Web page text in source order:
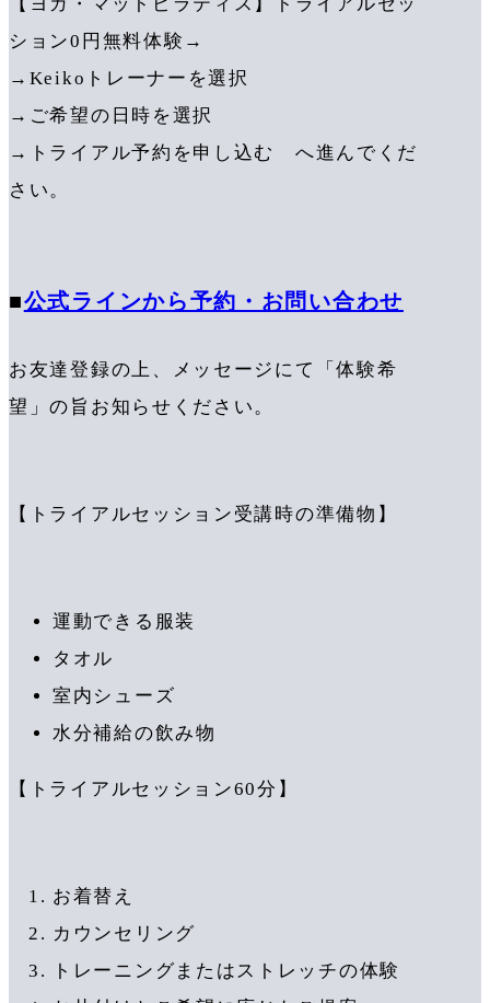
ション0円無料体験→
→Keikoトレーナーを選択
→ご希望の日時を選択
→トライアル予約を申し込む へ進んでくだ
さい。
■公式ラインから予約・お問い合わせ
お友達登録の上、メッセージにて「体験希
望」の旨お知らせください。
【トライアルセッション受講時の準備物】
運動できる服装
タオル
室内シューズ
水分補給の飲み物
【トライアルセッション60分】
お着替え
カウンセリング
トレーニングまたはストレッチの体験